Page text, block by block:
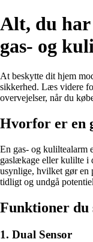
Alt, du
gas- og
At beskytte dit hjem
sikkerhed. Læs videre
overvejelser, når du
Hvorfor er en
En gas- og kuliltealarm
gaslækage eller kulilte i
usynlige, hvilket gør en
tidligt og undgå
Funktioner du
1. Dual Sensor